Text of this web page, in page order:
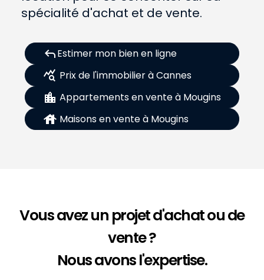
spécialité d'achat et de vente.
replyEstimer mon bien en ligne
query_stats Prix de l'immobilier à Cannes
location_city Appartements en vente à Mougins
house Maisons en vente à Mougins
Vous avez un projet d'achat ou de
vente ?
Nous avons l'expertise.